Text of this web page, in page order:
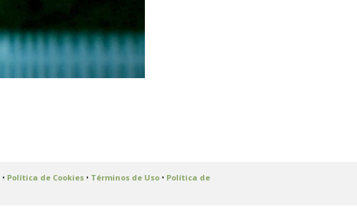
• Política de Cookies• Términos de Uso• Política de